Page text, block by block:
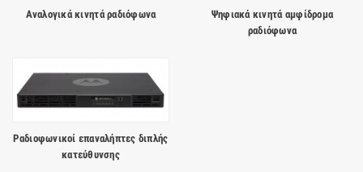
Αναλογικά κινητά ραδιόφωνα
Ψηφιακά κινητά αμφίδρομα
ραδιόφωνα
Ραδιοφωνικοί επαναλήπτες διπλής
κατεύθυνσης